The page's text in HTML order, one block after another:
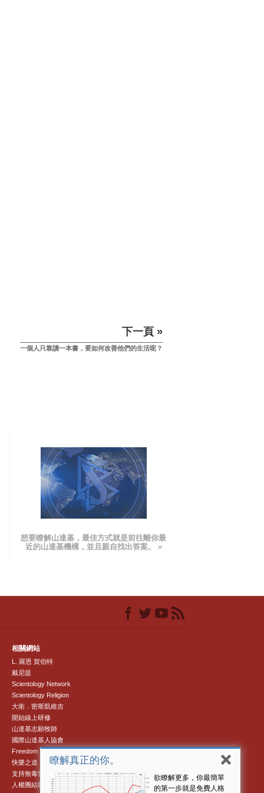
下一頁 »
一個人只靠讀一本書，要如何改善他們的生活呢？
想要瞭解山達基，最佳方式就是前往離你最
近的山達基機構，並且親自找出答案。 »
瞭解真正的你。
欲瞭解更多，你最簡單
的第一步就是免費人格
相關網站
L. 羅恩 賀伯特
戴尼提
Scientology Network
Scientology Religion
大衛．密斯凱維吉
開始線上研修
山達基志願牧師
國際山達基人協會
Freedom Magazine
快樂之道
支持無毒世界
人權團結聯盟